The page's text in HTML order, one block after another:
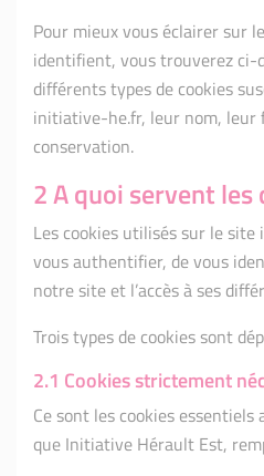
Pour mieux vous éclairer sur
identifient, vous trouverez ci-
différents types de cookies
initiative-he.fr, leur nom, leur
conservation.
2 A quoi servent les
Les cookies utilisés sur le
vous authentifier, de vous
notre site et l’accès à ses
Trois types de cookies sont
2.1 Cookies strictement
Ce sont les cookies
que Initiative Hérault Est,